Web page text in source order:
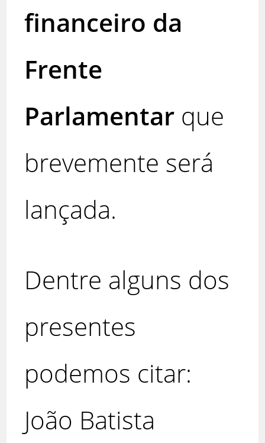
financeiro da
Frente
Parlamentar que
brevemente será
lançada.
Dentre alguns dos
presentes
podemos citar:
João Batista